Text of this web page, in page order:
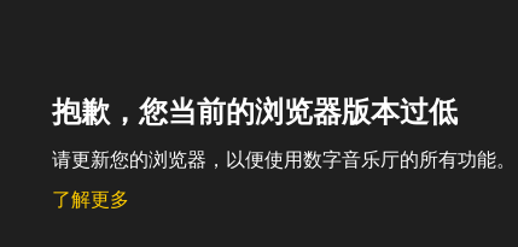
抱歉，您当前的浏览器版本过低
请更新您的浏览器，以便使用数字音乐厅的所有功能。
了解更多